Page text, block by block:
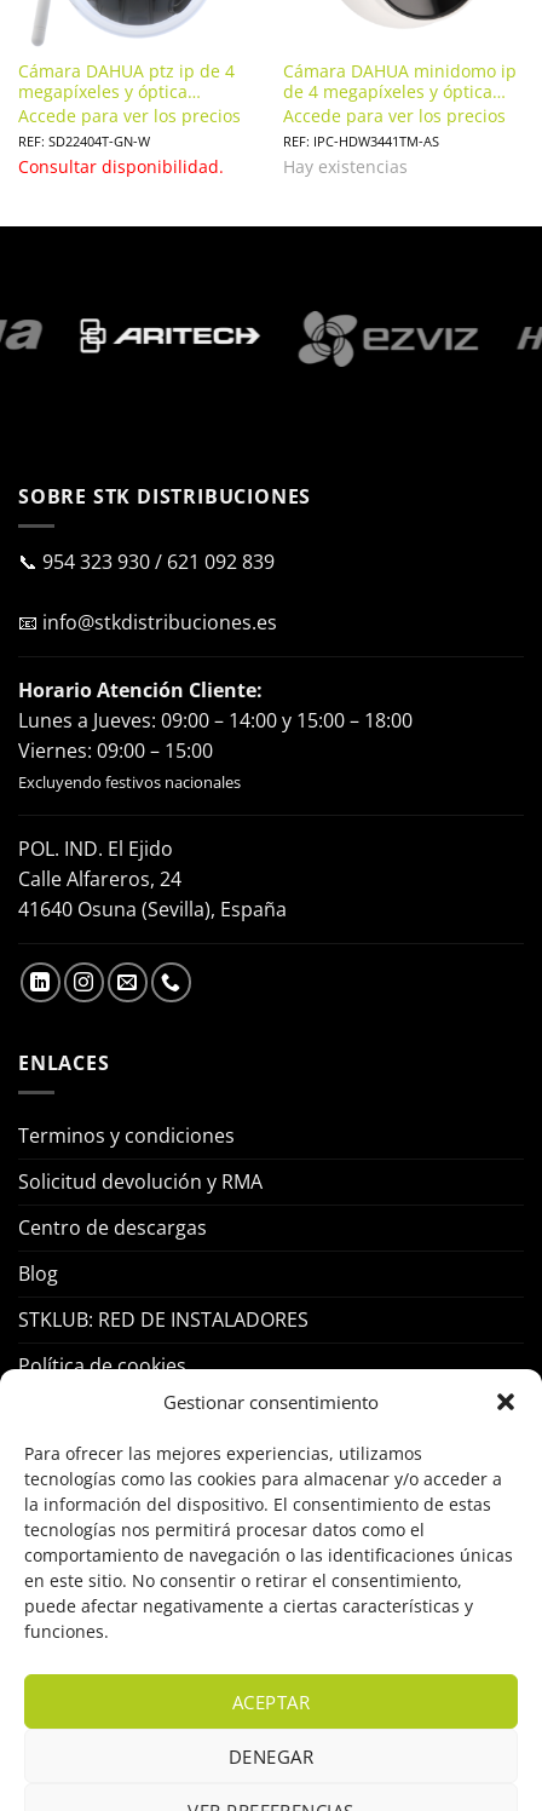
Gestionar consentimiento
Para ofrecer las mejores experiencias, utilizamos
tecnologías como las cookies para almacenar y/o acceder a
la información del dispositivo. El consentimiento de estas
tecnologías nos permitirá procesar datos como el
comportamiento de navegación o las identificaciones únicas
en este sitio. No consentir o retirar el consentimiento,
puede afectar negativamente a ciertas características y
funciones.
ACEPTAR
DENEGAR
Cámara DAHUA ptz ip de 4
megapíxeles y óptica
varifocal motorizada (zoom).
SD22404T-GN-W
Accede para ver los precios
REF: SD22404T-GN-W
Consultar disponibilidad.
Cámara DAHUA minidomo ip
de 4 megapíxeles y óptica
fija. IPC-HDW3441TM-AS
Accede para ver los precios
REF: IPC-HDW3441TM-AS
Hay existencias
SOBRE STK DISTRIBUCIONES
📞 954 323 930/ 621 092 839
📧 info@stkdistribuciones.es
Horario Atención Cliente:
Lunes a Jueves: 09:00 – 14:00 y 15:00 – 18:00
Viernes: 09:00 – 15:00
Excluyendo festivos nacionales
POL. IND. El Ejido
Calle Alfareros, 24
41640 Osuna (Sevilla), España
ENLACES
Terminos y condiciones
Solicitud devolución y RMA
Centro de descargas
Blog
STKLUB: RED DE INSTALADORES
Política de cookies
Control Acceso
Hogar Inteligente
Incendio
Intrusión
OFERTAS